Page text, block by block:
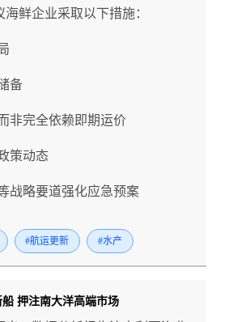
鲜企业采取以下措施：
备
非完全依赖即期运价
策动态
战略要道强化应急预案
#航运更新 #水产
押注南大洋高端市场